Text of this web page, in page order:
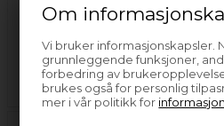
Om
Vi bruker informasjonskapsler.
grunnleggende funksjoner,
forbedring av
brukes også for personlig
mer i vår politikk for
Karpakning & -deler